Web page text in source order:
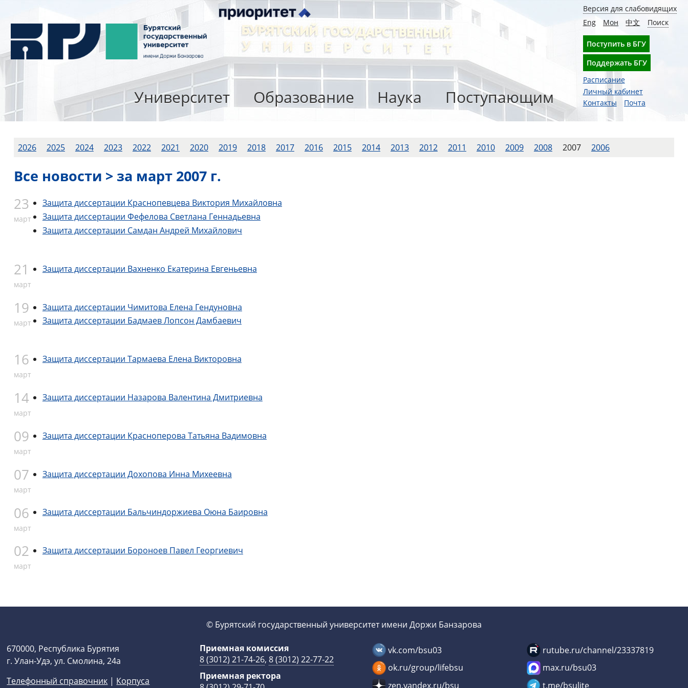
Версия для слабовидящих
Eng
Мон 中文 Поиск
Поступить в БГУ
Поддержать БГУ
Расписание
Личный кабинет
Контакты
Почта
Университет Образование Наука Поступающим
2026 2025 2024 2023 2022 2021 2020 2019 2018 2017 2016 2015 2014 2013 2012 2011 2010 2009 2008 2007 2006
Все новости > за март 2007 г.
23
март
Защита диссертации Краснопевцева Виктория Михайловна
Защита диссертации Фефелова Светлана Геннадьевна
Защита диссертации Самдан Андрей Михайлович
21
март
Защита диссертации Вахненко Екатерина Евгеньевна
19
март
Защита диссертации Чимитова Елена Гендуновна
Защита диссертации Бадмаев Лопсон Дамбаевич
16
март
Защита диссертации Тармаева Елена Викторовна
14
март
Защита диссертации Назарова Валентина Дмитриевна
09
март
Защита диссертации Красноперова Татьяна Вадимовна
07
март
Защита диссертации Дохопова Инна Михеевна
06
март
Защита диссертации Бальчиндоржиева Оюна Баировна
02
март
Защита диссертации Бороноев Павел Георгиевич
© Бурятский государственный университет имени Доржи Банзарова
670000, Республика Бурятия
г. Улан-Удэ, ул. Смолина, 24а
Телефонный справочник | Корпуса
Приемная комиссия
8 (3012) 21-74-26, 8 (3012) 22-77-22
Приемная ректора
vk.com/bsu03
rutube.ru/channel/23337819
ok.ru/group/lifebsu
max.ru/bsu03
zen.yandex.ru/bsu
t.me/bsulite